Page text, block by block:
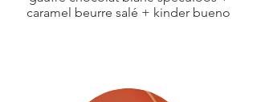
caramel beurre salé + kinder bueno